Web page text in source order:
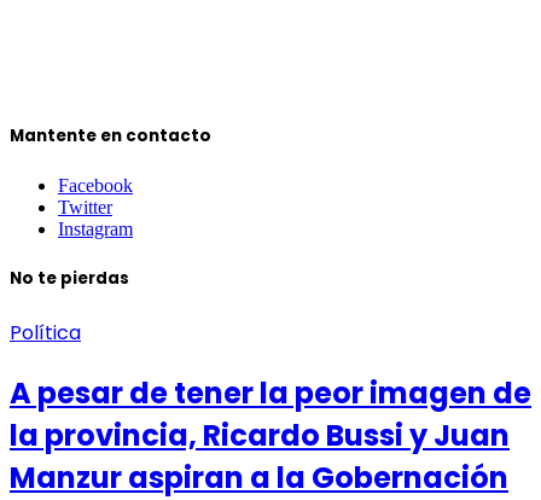
Mantente en contacto
Facebook
Twitter
Instagram
No te pierdas
Política
A pesar de tener la peor imagen de
la provincia, Ricardo Bussi y Juan
Manzur aspiran a la Gobernación